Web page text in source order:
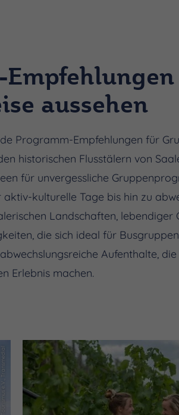
aussehen
Programm-Empfehlungen für
historischen Flusstälern von
für unvergessliche
kulturelle Tage bis hin zu
Landschaften, lebendiger
die sich ideal für
Aufenthalte,
Erlebnis machen.